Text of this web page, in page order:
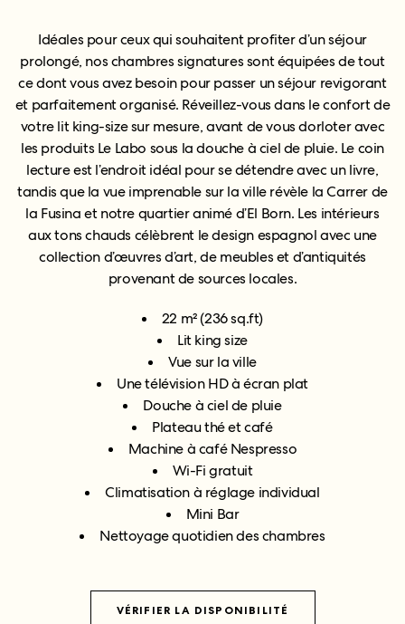
Idéales pour ceux qui souhaitent profiter d’un séjour
prolongé, nos chambres signatures sont équipées de tout
ce dont vous avez besoin pour passer un séjour revigorant
et parfaitement organisé. Réveillez-vous dans le confort de
votre lit king-size sur mesure, avant de vous dorloter avec
les produits Le Labo sous la douche à ciel de pluie. Le coin
lecture est l’endroit idéal pour se détendre avec un livre,
tandis que la vue imprenable sur la ville révèle la Carrer de
la Fusina et notre quartier animé d’El Born. Les intérieurs
aux tons chauds célèbrent le design espagnol avec une
collection d’œuvres d’art, de meubles et d’antiquités
provenant de sources locales.
22 m² (236 sq.ft)
Lit king size
Vue sur la ville
Une télévision HD à écran plat
Douche à ciel de pluie
Plateau thé et café
Machine à café Nespresso
Wi-Fi gratuit
Climatisation à réglage individual
Mini Bar
Nettoyage quotidien des chambres
VÉRIFIER LA DISPONIBILITÉ